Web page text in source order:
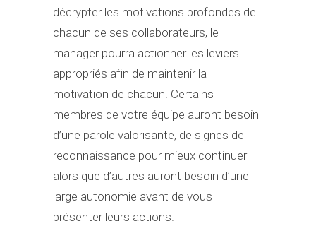
décrypter les motivations profondes de
chacun de ses collaborateurs, le
manager pourra actionner les leviers
appropriés afin de maintenir la
motivation de chacun. Certains
membres de votre équipe auront besoin
d’une parole valorisante, de signes de
reconnaissance pour mieux continuer
alors que d’autres auront besoin d’une
large autonomie avant de vous
présenter leurs actions.